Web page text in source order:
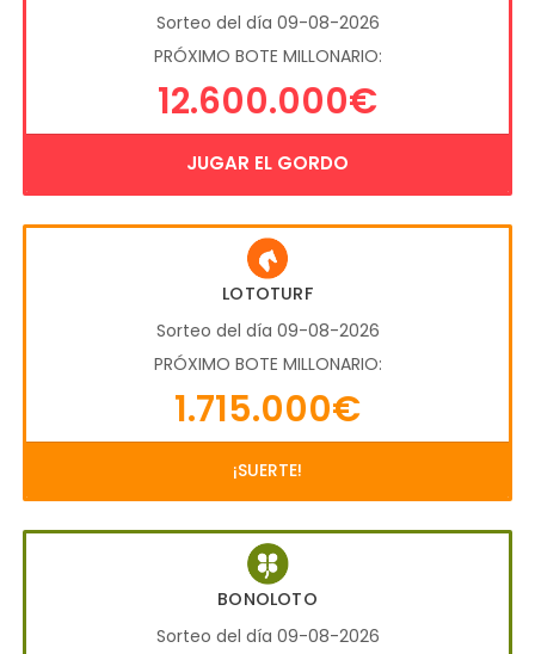
Sorteo del día 09-08-2026
PRÓXIMO BOTE MILLONARIO:
12.600.000€
JUGAR EL GORDO
LOTOTURF
Sorteo del día 09-08-2026
PRÓXIMO BOTE MILLONARIO:
1.715.000€
¡SUERTE!
BONOLOTO
Sorteo del día 09-08-2026